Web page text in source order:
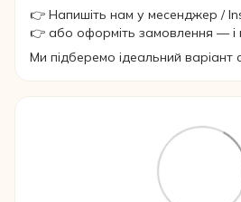
👉 Напишіть нам у месенджер /
👉 або оформіть замовлення — і
Ми підберемо ідеальний варіант